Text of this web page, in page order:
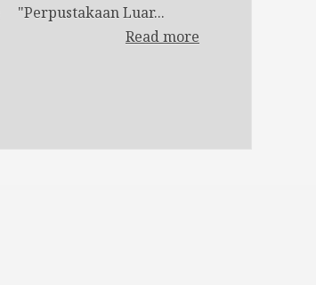
"Perpustakaan Luar...
Read more